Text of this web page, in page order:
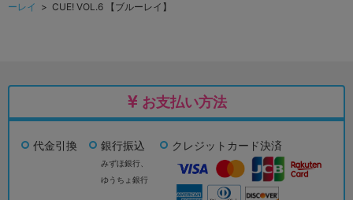
ーレイ > CUE! VOL.6 【ブルーレイ】
お支払い方法
代金引換 銀行振込
みずほ銀行、
ゆうちょ銀行
クレジットカード決済